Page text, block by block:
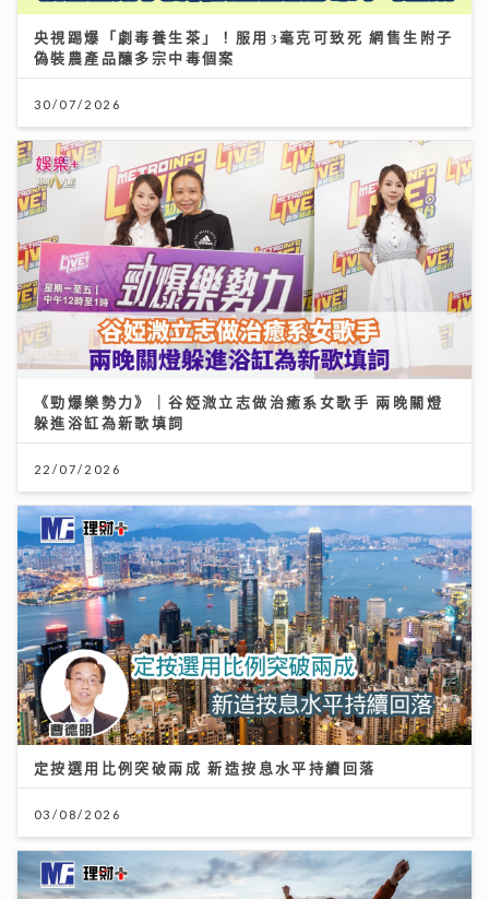
央視踢爆「劇毒養生茶」！服用3毫克可致死 網售生附子
偽裝農產品釀多宗中毒個案
30/07/2026
《勁爆樂勢力》｜谷婭溦立志做治癒系女歌手 兩晚關燈
躲進浴缸為新歌填詞
22/07/2026
定按選用比例突破兩成 新造按息水平持續回落
03/08/2026